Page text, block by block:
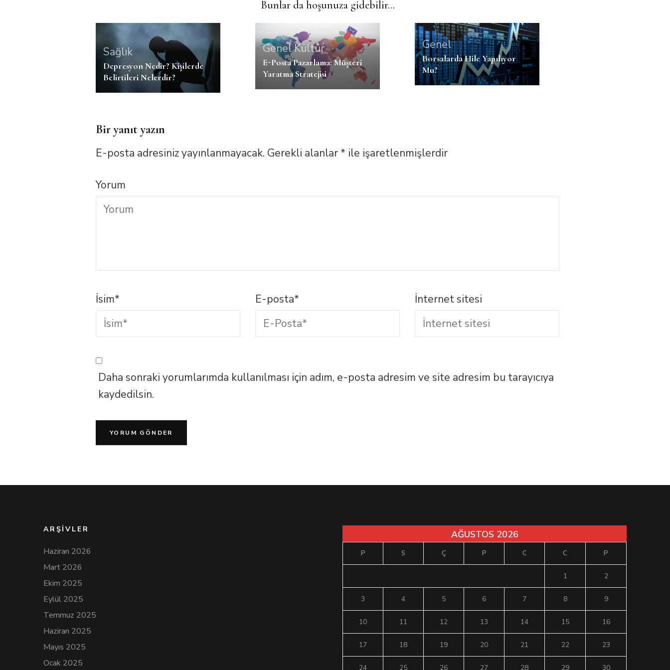
Bunlar da hoşunuza gidebilir...
Sağlık
Depresyon Nedir? Kişilerde
Belirtileri Nelerdir?
Genel Kültür
E-Posta Pazarlama: Müşteri
Yaratma Stratejisi
Genel
Borsalarda Hile Yapılıyor
Mu?
Bir yanıt yazın
E-posta adresiniz yayınlanmayacak. Gerekli alanlar * ile işaretlenmişlerdir
Yorum
İsim* E-posta* İnternet sitesi
Daha sonraki yorumlarımda kullanılması için adım, e-posta adresim ve site adresim bu tarayıcıya
kaydedilsin.
ARŞIVLER
Haziran 2026
Mart 2026
Ekim 2025
Eylül 2025
Temmuz 2025
Haziran 2025
Mayıs 2025
Ocak 2025
AĞUSTOS 2026
P S Ç P C C P
1 2
3 4 5 6 7 8 9
10 11 12 13 14 15 16
17 18 19 20 21 22 23
24 25 26 27 28 29 30